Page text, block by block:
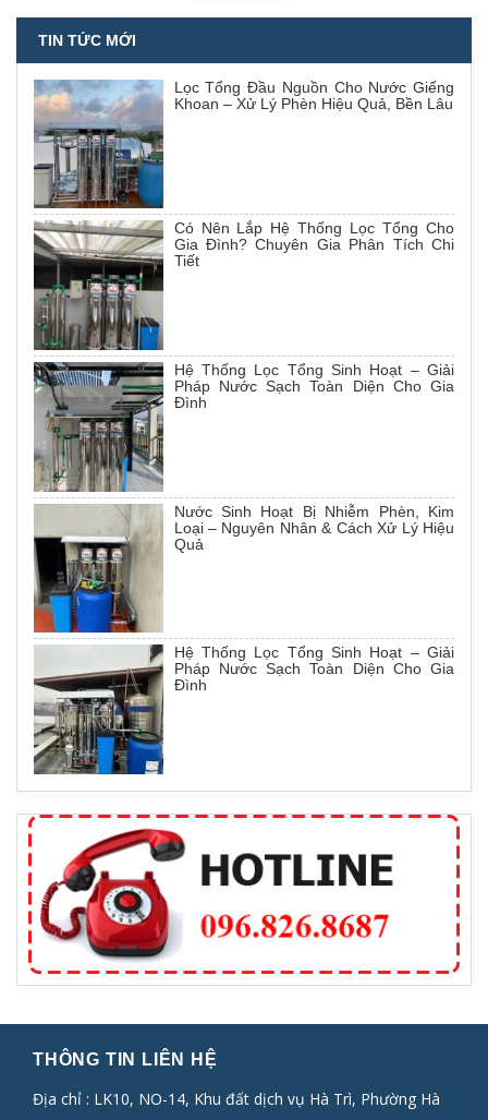
TIN TỨC MỚI
Lọc Tổng Đầu Nguồn Cho Nước Giếng
Khoan – Xử Lý Phèn Hiệu Quả, Bền Lâu
Có Nên Lắp Hệ Thống Lọc Tổng Cho
Gia Đình? Chuyên Gia Phân Tích Chi
Tiết
Hệ Thống Lọc Tổng Sinh Hoạt – Giải
Pháp Nước Sạch Toàn Diện Cho Gia
Đình
Nước Sinh Hoạt Bị Nhiễm Phèn, Kim
Loại – Nguyên Nhân & Cách Xử Lý Hiệu
Quả
Hệ Thống Lọc Tổng Sinh Hoạt – Giải
Pháp Nước Sạch Toàn Diện Cho Gia
Đình
THÔNG TIN LIÊN HỆ
Địa chỉ : LK10, NO-14, Khu đất dịch vụ Hà Trì, Phường Hà